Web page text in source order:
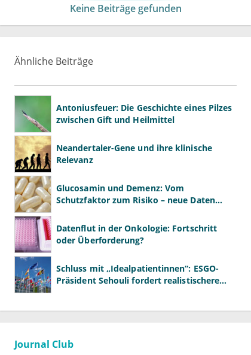
Keine Beiträge gefunden
Ähnliche Beiträge
Antoniusfeuer: Die Geschichte eines Pilzes
zwischen Gift und Heilmittel
Neandertaler-Gene und ihre klinische
Relevanz
Glucosamin und Demenz: Vom
Schutzfaktor zum Risiko – neue Daten
Datenflut in der Onkologie: Fortschritt
oder Überforderung?
Schluss mit „Idealpatientinnen“: ESGO-
Präsident Sehouli fordert realistischere
Journal Club